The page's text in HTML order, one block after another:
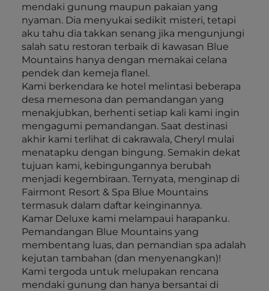
mendaki gunung maupun pakaian yang
nyaman. Dia menyukai sedikit misteri, tetapi
aku tahu dia takkan senang jika mengunjungi
salah satu restoran terbaik di kawasan Blue
Mountains hanya dengan memakai celana
pendek dan kemeja flanel.
Kami berkendara ke hotel melintasi beberapa
desa memesona dan pemandangan yang
menakjubkan, berhenti setiap kali kami ingin
mengagumi pemandangan. Saat destinasi
akhir kami terlihat di cakrawala, Cheryl mulai
menatapku dengan bingung. Semakin dekat
tujuan kami, kebingungannya berubah
menjadi kegembiraan. Ternyata, menginap di
Fairmont Resort & Spa Blue Mountains
termasuk dalam daftar keinginannya.
Kamar Deluxe kami melampaui harapanku.
Pemandangan Blue Mountains yang
membentang luas, dan pemandian spa adalah
kejutan tambahan (dan menyenangkan)!
Kami tergoda untuk melupakan rencana
mendaki gunung dan hanya bersantai di